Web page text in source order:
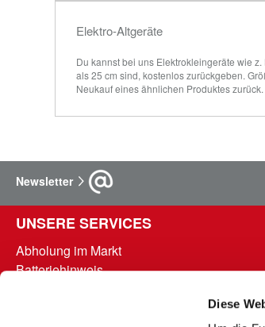
Diese
Elektro-Altgeräte
Du kannst bei uns Elektrokleingeräte wie
als 25 cm sind, kostenlos zurückgeben.
Neukauf eines ähnlichen Produktes zurück.
Newsletter
UNSERE SERVICES
Abholung im Markt
Batteriehinweis
Hinweise zur Entsorgung und Rücknahme